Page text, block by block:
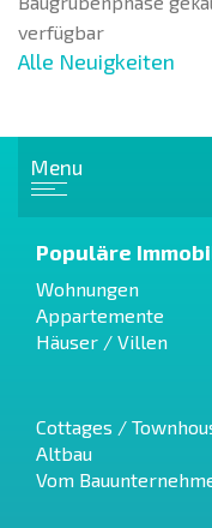
verfügbar
Alle Neuigkeiten
Menu
Populäre
Wohnungen
Appartemente
Häuser / Villen
Cottages /
Altbau
Vom